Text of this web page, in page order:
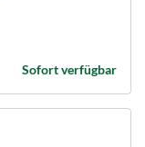
Sofort verfügbar